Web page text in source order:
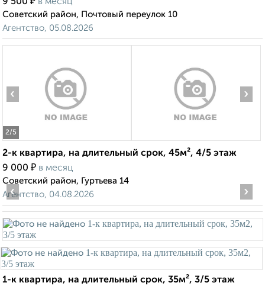
9 500 в месяц
Советский район, Почтовый переулок 10
Агентство, 05.08.2026
2/5
‹ ›
2-к квартира, на длительный срок, 45м², 4/5 этаж
9 000 ₽ в месяц
Советский район, Гуртьева 14
Агентство, 04.08.2026
‹ ›
1-к квартира, на длительный срок, 35м², 3/5 этаж